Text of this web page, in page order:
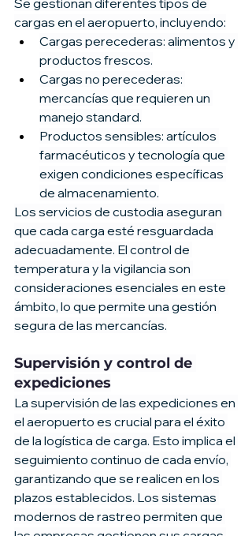
cargas en el aeropuerto, incluyendo:
Cargas perecederas: alimentos y
productos frescos.
Cargas no perecederas:
mercancías que requieren un
manejo standard.
Productos sensibles: artículos
farmacéuticos y tecnología que
exigen condiciones específicas
de almacenamiento.
Los servicios de custodia aseguran
que cada carga esté resguardada
adecuadamente. El control de
temperatura y la vigilancia son
consideraciones esenciales en este
ámbito, lo que permite una gestión
segura de las mercancías.
Supervisión y control de
expediciones
La supervisión de las expediciones en
el aeropuerto es crucial para el éxito
de la logística de carga. Esto implica el
seguimiento continuo de cada envío,
garantizando que se realicen en los
plazos establecidos. Los sistemas
modernos de rastreo permiten que